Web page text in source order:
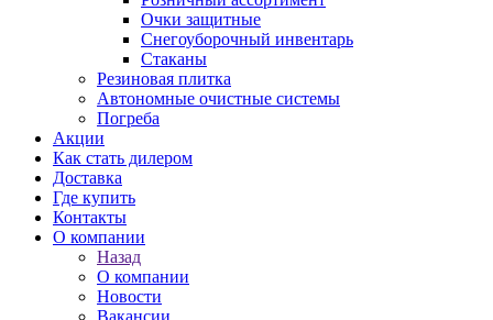
Очки защитные
Снегоуборочный инвентарь
Стаканы
Резиновая плитка
Автономные очистные системы
Погреба
Акции
Как стать дилером
Доставка
Где купить
Контакты
О компании
Назад
О компании
Новости
Вакансии